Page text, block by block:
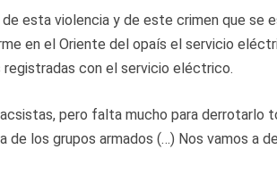
de esta violencia y de este crimen que
en el Oriente del opaís el servicio
con el servicio eléctrico.
pero falta mucho para derrotarlo
de los grupos armados (…) Nos vamos a